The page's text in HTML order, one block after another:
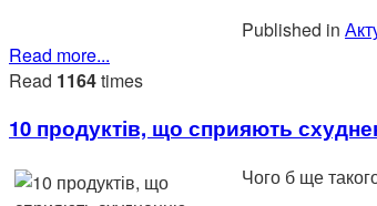
Published in
Read more...
Read 1164times
10 продуктів, що сприяють
Чого б ще